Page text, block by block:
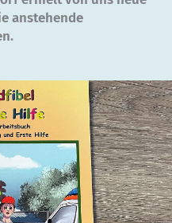
anstehende